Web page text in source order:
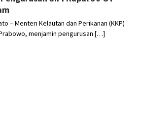
– Menteri Kelautan dan Perikanan (KKP)
menjamin pengurusan […]